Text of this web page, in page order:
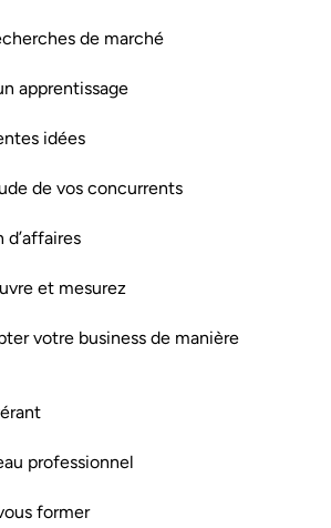
de marché
apprentissage
idées
de vos concurrents
d’affaires
et mesurez
votre business de manière
professionnel
former